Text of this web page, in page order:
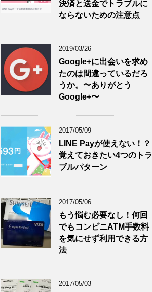
決済と送金でトラブルに
ならないための注意点
2019/03/26
Google+に出会いを求め
たのは間違っているだろ
うか。〜ありがとう
Google+〜
2017/05/09
LINE Payが使えない！？
覚えておきたい4つのトラ
ブルパターン
2017/05/06
もう悩む必要なし！何回
でもコンビニATM手数料
を気にせず利用できる方
法
2017/05/03